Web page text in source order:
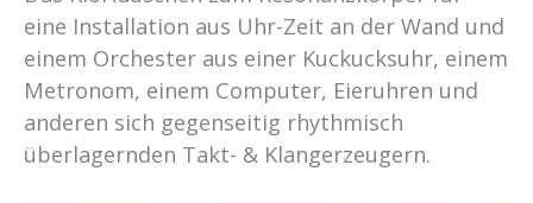
eine Installation aus Uhr-Zeit an der Wand und
einem Orchester aus einer Kuckucksuhr, einem
Metronom, einem Computer, Eieruhren und
anderen sich gegenseitig rhythmisch
überlagernden Takt- & Klangerzeugern.